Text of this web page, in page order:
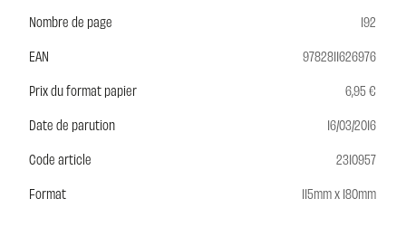
Nombre de page
192
EAN
9782811626976
Prix du format papier
6,95 €
Date de parution
16/03/2016
Code article
2310957
Format
115mm x 180mm